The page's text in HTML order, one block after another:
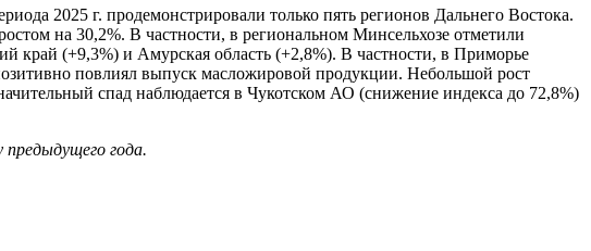
2025 г. продемонстрировали только пять регионов Дальнего Востока.
на 30,2%. В частности, в региональном Минсельхозе отметили
край (+9,3%) и Амурская область (+2,8%). В частности, в Приморье
повлиял выпуск масложировой продукции. Небольшой рост
спад наблюдается в Чукотском АО (снижение индекса до 72,8%)
предыдущего года.